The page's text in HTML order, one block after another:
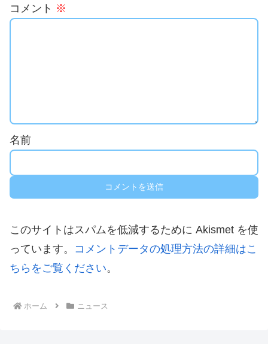
コメント ※
名前
このサイトはスパムを低減するために Akismet を使
っています。 コメントデータの処理方法の詳細はこ
ちらをご覧ください。
ホーム ニュース